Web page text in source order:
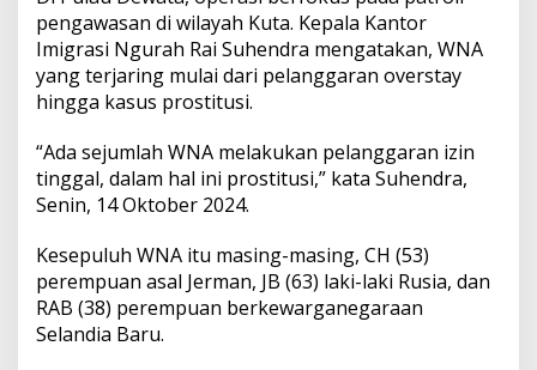
i
d
u
g
a
e
r
l
i
a
t
P
pengawasan di wilayah Kuta. Kepala Kantor
Imigrasi Ngurah Rai Suhendra mengatakan, WNA
yang terjaring mulai dari pelanggaran overstay
hingga kasus prostitusi.
“Ada sejumlah WNA melakukan pelanggaran izin
tinggal, dalam hal ini prostitusi,” kata Suhendra,
Senin, 14 Oktober 2024.
Kesepuluh WNA itu masing-masing, CH (53)
perempuan asal Jerman, JB (63) laki-laki Rusia, dan
RAB (38) perempuan berkewarganegaraan
Selandia Baru.